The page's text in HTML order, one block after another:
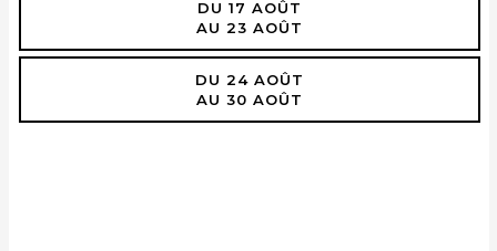
DU 17 AOÛT
AU 23 AOÛT
DU 24 AOÛT
AU 30 AOÛT